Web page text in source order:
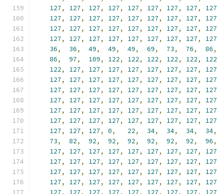
127, 127, 127, 127, 127, 127, 127, 127, 127
127, 127, 127, 127, 127, 127, 127, 127, 127
127, 127, 127, 127, 127, 127, 127, 127, 127
127, 127, 127, 127, 127, 127, 127, 127, 127
36, 36, 49, 49, 49, 69, 73, 76, 86,
86, 97, 109, 122, 122, 122, 122, 122, 122
122, 127, 127, 127, 127, 127, 127, 127, 127
127, 127, 127, 127, 127, 127, 127, 127, 127
127, 127, 127, 127, 127, 127, 127, 127, 127
127, 127, 127, 127, 127, 127, 127, 127, 127
127, 127, 127, 127, 127, 127, 127, 127, 127
127, 127, 127, 127, 127, 127, 127, 127, 127
127, 127, 127, 0, 22, 34, 34, 34, 34,
73, 82, 92, 92, 92, 92, 92, 92, 96,
127, 127, 127, 127, 127, 127, 127, 127, 127
127, 127, 127, 127, 127, 127, 127, 127, 127
127, 127, 127, 127, 127, 127, 127, 127, 127
127, 127, 127, 127, 127, 127, 127, 127, 127
127, 127, 127, 127, 127, 127, 127, 127, 127